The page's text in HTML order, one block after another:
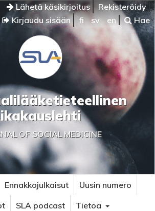
Lähetä käsikirjoitus
Rekisteröidy
Kirjaudu sisään
fi sv en Hae
OF SOCIAL MEDICINE
Ennakkojulkaisut
Uusin numero
SLA podcast Tietoa